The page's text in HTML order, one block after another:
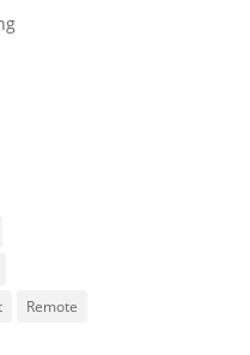
Remote